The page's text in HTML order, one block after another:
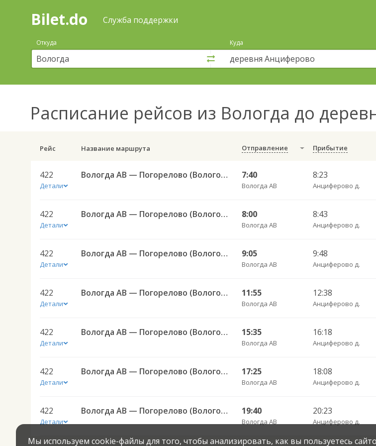
Поиск
покупка
билетов
автобус
онлайн
Bilet.do Служба поддержки
Откуда Куда
Расписание рейсов из Вологда до
Рейс Название маршрута Отправление Прибытие
422
Детали
Вологда АВ — Погорелово (Вологодский) ч/з Новый Источник 422 7:40
Вологда АВ
8:23
Анциферово д.
422
Детали
Вологда АВ — Погорелово (Вологодский) ч/з Новый Источник 422 8:00
Вологда АВ
8:43
Анциферово д.
422
Детали
Вологда АВ — Погорелово (Вологодский) ч/з Новый Источник 422 9:05
Вологда АВ
9:48
Анциферово д.
422
Детали
Вологда АВ — Погорелово (Вологодский) ч/з Новый Источник 422 11:55
Вологда АВ
12:38
Анциферово д.
422
Детали
Вологда АВ — Погорелово (Вологодский) ч/з Новый Источник 422 15:35
Вологда АВ
16:18
Анциферово д.
422
Детали
Вологда АВ — Погорелово (Вологодский) ч/з Новый Источник 422 17:25
Вологда АВ
18:08
Анциферово д.
422
Детали
Вологда АВ — Погорелово (Вологодский) ч/з Новый Источник 422 19:40
Вологда АВ
20:23
Анциферово д.
Мы используем cookie-файлы для того, чтобы анализировать, как вы пользуетесь